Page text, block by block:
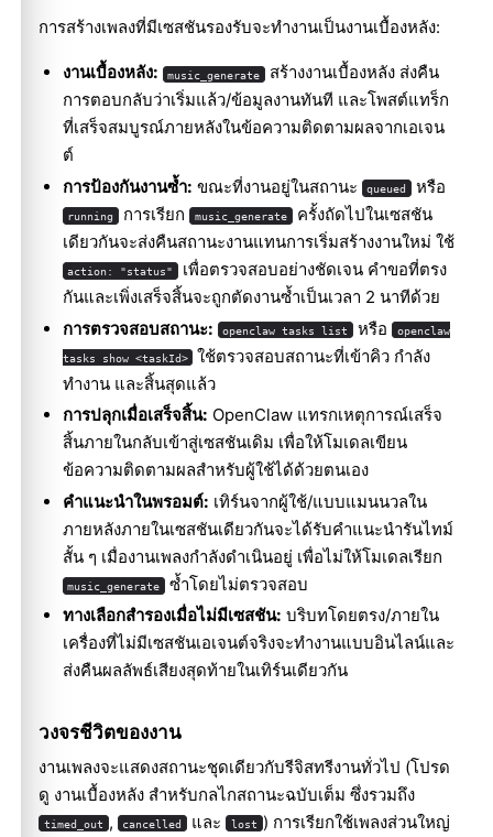
การสร้างเพลงที่มีเซสชันรองรับจะทำงานเป็นงานเบื้องหลัง:
งานเบื้องหลัง: music_generate
สร้างงานเบื้องหลัง ส่งคืน
การตอบกลับว่าเริ่มแล้ว/ข้อมูลงานทันที และโพสต์แทร็ก
ที่เสร็จสมบูรณ์ภายหลังในข้อความติดตามผลจากเอเจน
ต์
การป้องกันงานซ้ำ: ขณะที่งานอยู่ในสถานะ queued หรือ
running การเรียก music_generate ครั้งถัดไปในเซสชัน
เดียวกันจะส่งคืนสถานะงานแทนการเริ่มสร้างงานใหม่ ใช้
action: "status"
เพื่อตรวจสอบอย่างชัดเจน คำขอที่ตรง
กันและเพิ่งเสร็จสิ้นจะถูกตัดงานซ้ำเป็นเวลา 2 นาทีด้วย
การตรวจสอบสถานะ:
openclaw tasks list หรือ openclaw
tasks show <taskId>
ใช้ตรวจสอบสถานะที่เข้าคิว กำลัง
ทำงาน และสิ้นสุดแล้ว
การปลุกเมื่อเสร็จสิ้น: OpenClaw แทรกเหตุการณ์เสร็จ
สิ้นภายในกลับเข้าสู่เซสชันเดิม เพื่อให้โมเดลเขียน
ข้อความติดตามผลสำหรับผู้ใช้ได้ด้วยตนเอง
คำแนะนำในพรอมต์: เทิร์นจากผู้ใช้/แบบแมนนวลใน
ภายหลังภายในเซสชันเดียวกันจะได้รับคำแนะนำรันไทม์
สั้น ๆ เมื่องานเพลงกำลังดำเนินอยู่ เพื่อไม่ให้โมเดลเรียก
music_generate
ซ้ำโดยไม่ตรวจสอบ
ทางเลือกสำรองเมื่อไม่มีเซสชัน: บริบทโดยตรง/ภายใน
เครื่องที่ไม่มีเซสชันเอเจนต์จริงจะทำงานแบบอินไลน์และ
ส่งคืนผลลัพธ์เสียงสุดท้ายในเทิร์นเดียวกัน
วงจรชีวิตของงาน
งานเพลงจะแสดงสถานะชุดเดียวกับรีจิสทรีงานทั่วไป (โปรด
ดู งานเบื้องหลัง สำหรับกลไกสถานะฉบับเต็ม ซึ่งรวมถึง
timed_out , cancelled และ lost ) การเรียกใช้เพลงส่วนใหญ่